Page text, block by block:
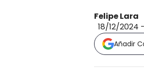
Felipe Lara
18/12/2024 -
Añadir